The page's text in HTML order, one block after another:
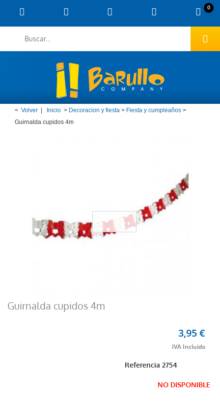
0
< Volver Inicio > Decoracion y fiesta > Fiesta y cumpleaños >
Guirnalda cupidos 4m
Guirnalda cupidos 4m
Referencia2754
3,95 €
NO DISPONIBLE